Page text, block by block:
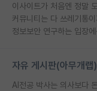
이사이트가 처음엔 정말
커뮤니티는 다 쓰레기통이
자유 게시판(아무개
AI전공 박사는 의사보다